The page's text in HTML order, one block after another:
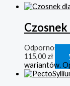
Odporność
115,00 zł
wariantów.